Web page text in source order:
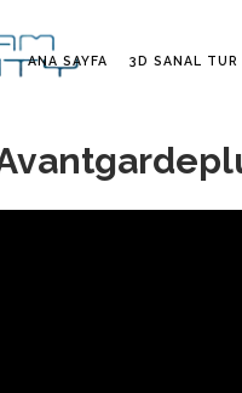
ANA SAYFA 3D SANAL TUR